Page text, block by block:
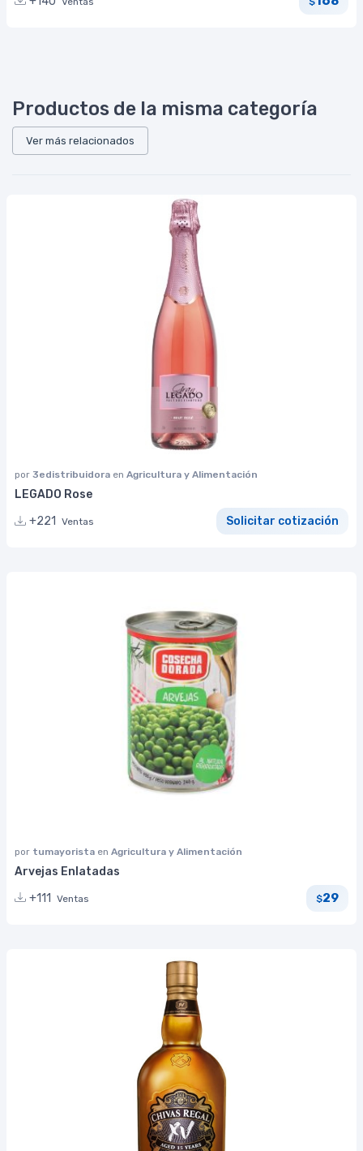
Productos de la misma categoría
Ver más relacionados
por 3edistribuidora en Agricultura y Alimentación
LEGADO Rose
+221
Ventas Solicitar cotización
por tumayorista en Agricultura y Alimentación
Arvejas Enlatadas
+111
Ventas $29